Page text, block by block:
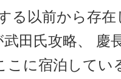
る以前から存
田氏攻略、 慶
こに宿泊してい